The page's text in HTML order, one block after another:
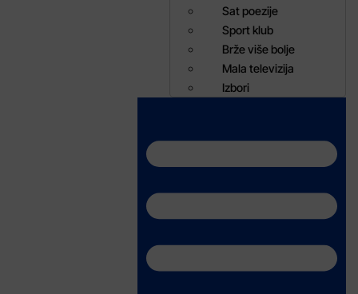
Sat poezije
Sport klub
Brže više bolje
Mala televizija
Izbori